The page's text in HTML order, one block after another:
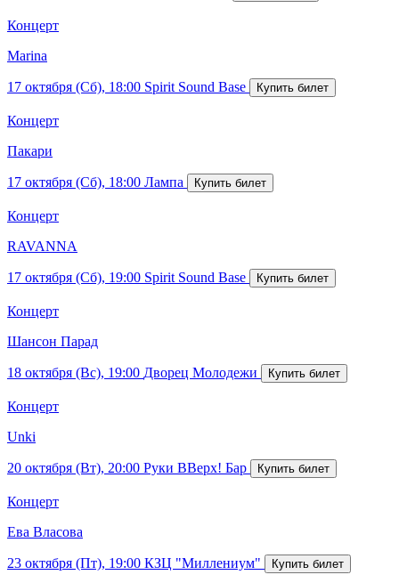
Концерт
Marina
17 октября (Сб), 18:00 Spirit Sound Base
Концерт
Пакари
17 октября (Сб), 18:00 Лампа
Концерт
RAVANNA
17 октября (Сб), 19:00 Spirit Sound Base
Концерт
Шансон Парад
18 октября (Вс), 19:00 Дворец Молодежи
Концерт
Unki
20 октября (Вт), 20:00 Руки ВВерх! Бар
Концерт
Ева Власова
23 октября (Пт), 19:00 КЗЦ "Миллениум"